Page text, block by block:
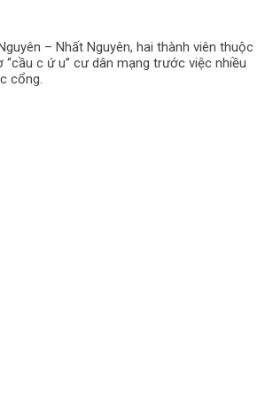
– Nhất Nguyên, hai thành viên thuộc
“cầu c ứ u” cư dân mạng trước việc nhiều
cổng.